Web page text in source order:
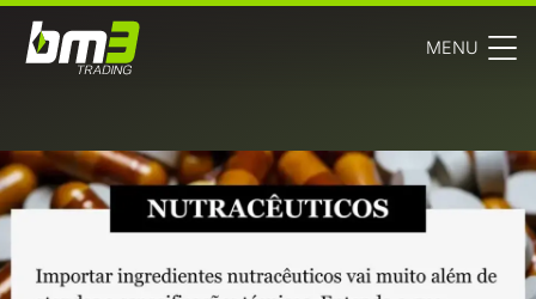
MENU